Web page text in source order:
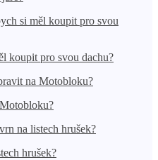
koupit pro svou dachu?
hrušek?